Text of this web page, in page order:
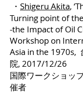
・ Shigeru Akita,
Turning point of
-the Impact of Oil
Workshop on
Asia in the 1970s,
院, 2017/12/26
国際ワークショッ
催者